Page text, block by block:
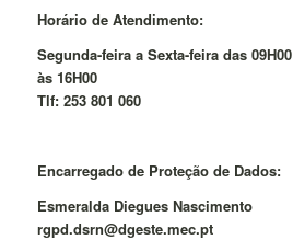
Horário de Atendimento:
Segunda-feira a Sexta-feira das
às 16H00
Tlf: 253 801 060
Encarregado de Proteção de Dados:
Esmeralda Diegues Nascimento
rgpd.dsrn@dgeste.mec.pt